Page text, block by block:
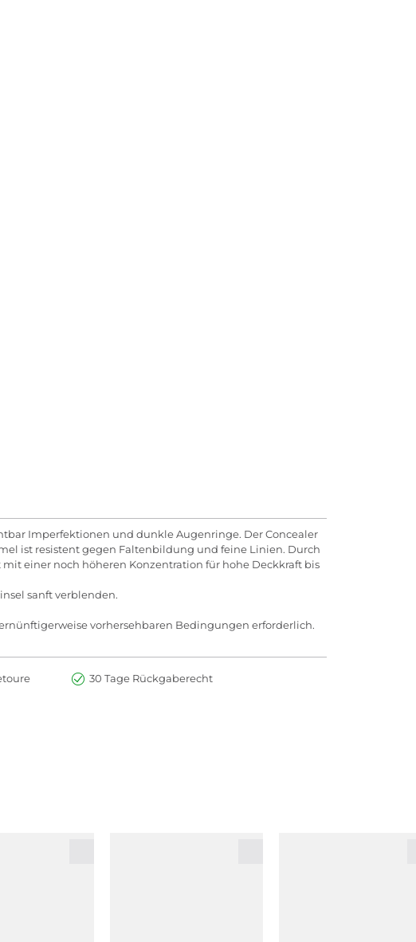
Imperfektionen und dunkle Augenringe. Der Concealer
ist resistent gegen Faltenbildung und feine Linien. Durch
einer noch höheren Konzentration für hohe Deckkraft bis
sanft verblenden.
vorhersehbaren Bedingungen erforderlich.
30 Tage Rückgaberecht